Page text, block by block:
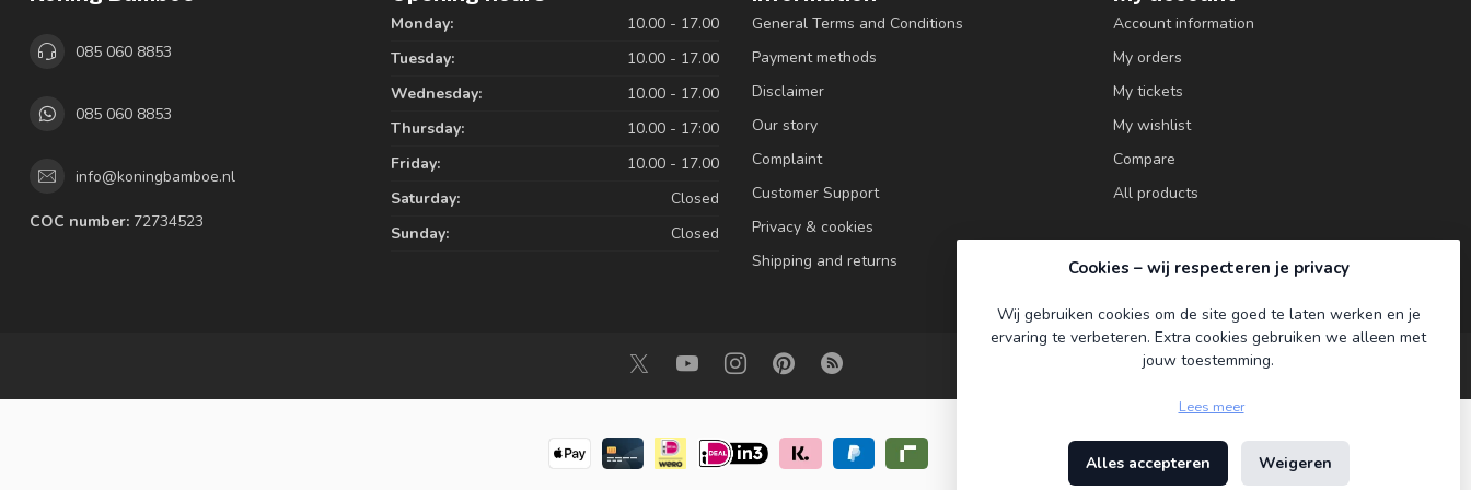
085 060 8853
085 060 8853
info@koningbamboe.nl
COC number: 72734523
Monday:
10.00 - 17.00
Tuesday:
10.00 - 17.00
Wednesday:
10.00 - 17.00
Thursday:
10.00 - 17:00
Friday:
10.00 - 17.00
Saturday:
Closed
Sunday:
Closed
General Terms and Conditions
Payment methods
Disclaimer
Our story
Complaint
Customer Support
Privacy & cookies
Shipping and returns
Account information
My orders
My tickets
My wishlist
Compare
All products
Cookies – wij respecteren je privacy
Wij gebruiken cookies om de site goed te laten werken en je
ervaring te verbeteren. Extra cookies gebruiken we alleen met
jouw toestemming.
Lees meer
Alles accepteren Weigeren